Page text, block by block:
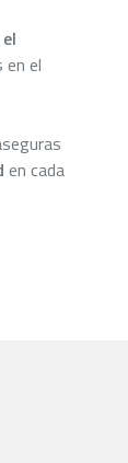
el
en cada